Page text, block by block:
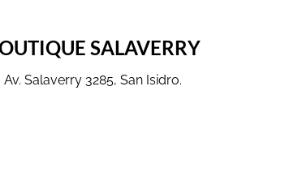
SALAVERRY
Av. Salaverry 3285, San Isidro.